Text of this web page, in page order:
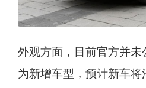
外观方面，目前官方并
为新增车型，预计新车